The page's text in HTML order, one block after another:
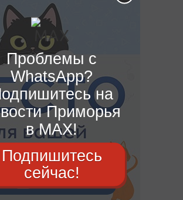
Проблемы с
WhatsApp?
на
Приморья
в MAX!
Подпишитесь
сейчас!